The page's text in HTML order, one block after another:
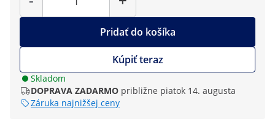
Pridať do košíka
Kúpiť teraz
Skladom
DOPRAVA ZADARMO približne piatok 14. augusta
Záruka najnižšej ceny